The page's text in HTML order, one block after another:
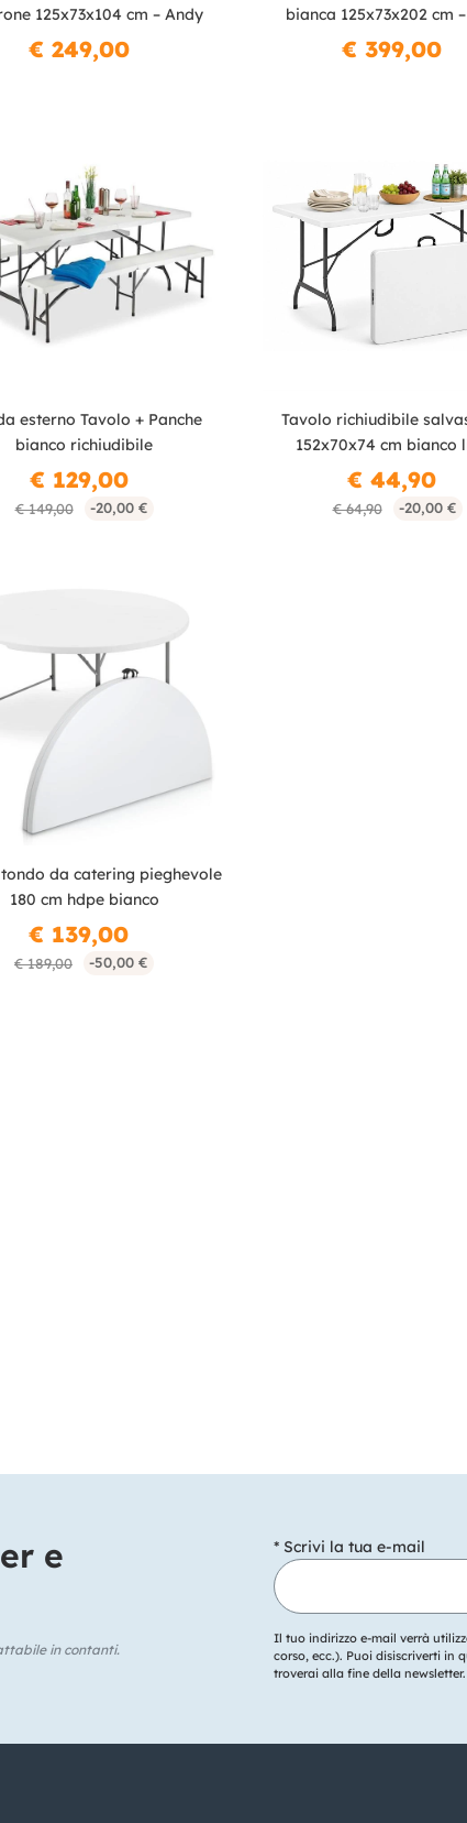
125x73x104 cm – Andy
€ 249,00
bianca 125x73x202 cm
€ 399,00
esterno Tavolo + Panche
bianco richiudibile
€ 149,00 -20,00 €
€ 129,00
Tavolo richiudibile
152x70x74 cm bianco
€ 64,90 -20,00 €
€ 44,90
da catering pieghevole
180 cm hdpe bianco
€ 189,00 -50,00 €
€ 139,00
e
in contanti.
* Scrivi la tua e-mail
Il tuo indirizzo e-mail verrà
corso, ecc.). Puoi disiscriverti in
troverai alla fine della newsletter.